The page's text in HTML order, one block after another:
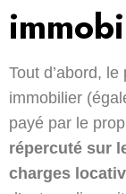
Tout d’abord,
immobilier
payé par le
répercuté sur
charges